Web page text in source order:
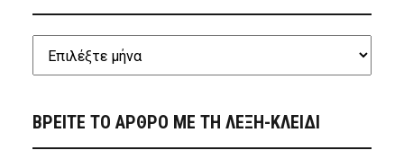
ΒΡΕΙΤΕ ΤΟ ΑΡΘΡΟ ΜΕ ΤΗ ΛΕΞΗ-ΚΛΕΙΔΙ